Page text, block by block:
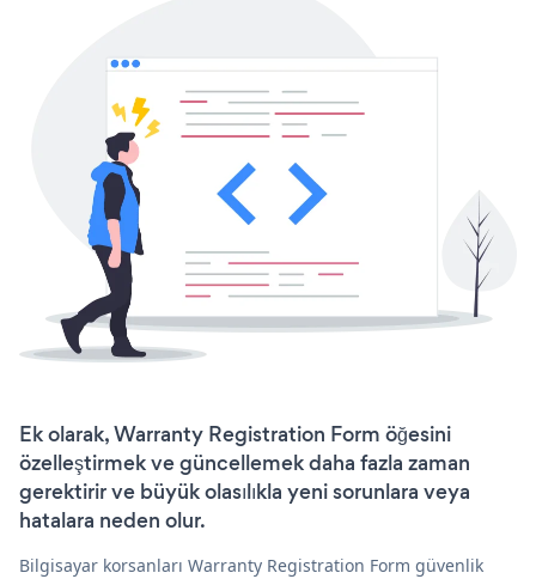
Ek olarak, Warranty Registration Form öğesini
özelleştirmek ve güncellemek daha fazla zaman
gerektirir ve büyük olasılıkla yeni sorunlara veya
hatalara neden olur.
Bilgisayar korsanları Warranty Registration Form güvenlik